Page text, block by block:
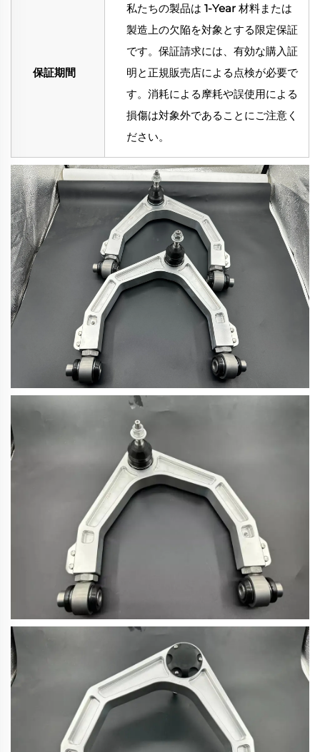
保証期間
私たちの製品は 1-Year 材料または
製造上の欠陥を対象とする限定保証
です。保証請求には、有効な購入証
明と正規販売店による点検が必要で
す。消耗による摩耗や誤使用による
損傷は対象外であることにご注意く
ださい。